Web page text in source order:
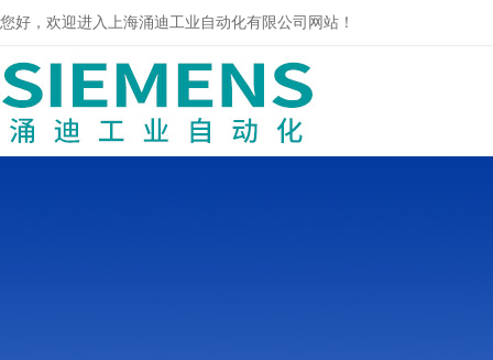
您好，欢迎进入上海涌迪工业自动化有限公司网站！